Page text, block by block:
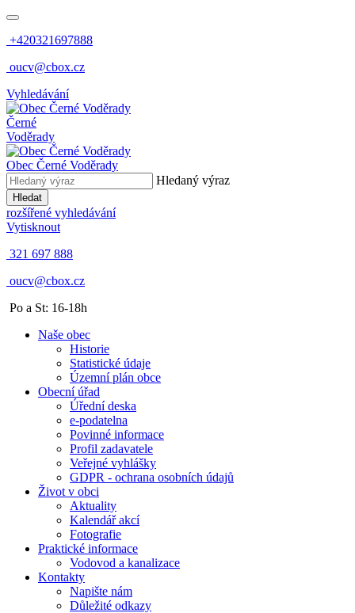
+420321697888
oucv@cbox.cz
Vyhledávání
Černé
Voděrady
Obec Černé Voděrady
Hledaný výraz
Hledat
rozšířené vyhledávání
Vytisknout
321 697 888
oucv@cbox.cz
Po a St: 16-18h
Naše obec
Historie
Statistické údaje
Územní plán obce
Obecní úřad
Úřední deska
e-podatelna
Povinné informace
Profil zadavatele
Veřejné vyhlášky
GDPR - ochrana osobních údajů
Život v obci
Aktuality
Kalendář akcí
Fotografie
Praktické informace
Vodovod a kanalizace
Kontakty
Napište nám
Důležité odkazy